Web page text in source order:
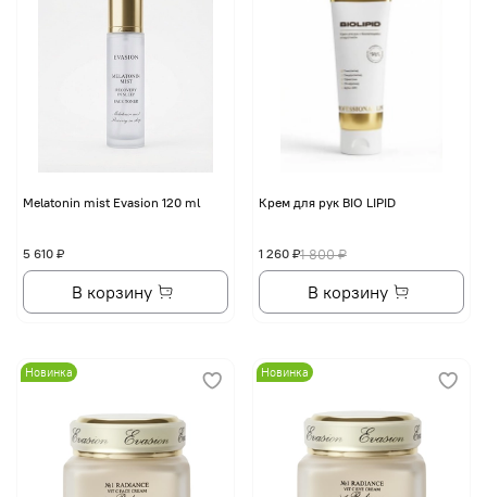
Melatonin mist Evasion 120 ml
5 610 ₽
В корзину
Крем для рук BIO LIPID
1 800 ₽
1 260 ₽
В корзину
Новинка Новинка